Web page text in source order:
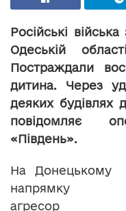
Російські
Одеській
Постраждали
дитина. Через
деяких будівлях
повідомляє
«Південь».
На Донецькому
напрямку
агресор